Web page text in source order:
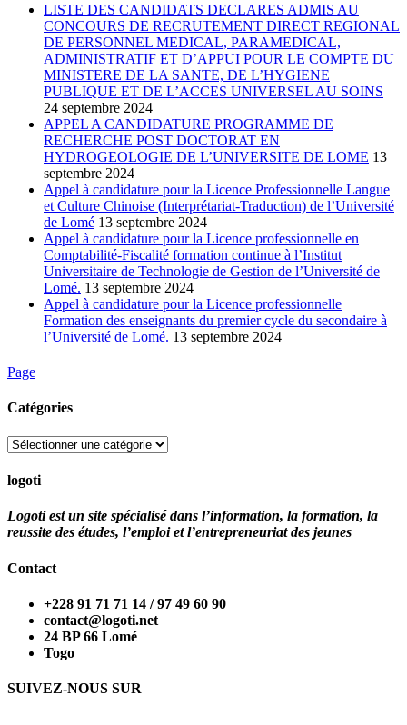
LISTE DES CANDIDATS DECLARES ADMIS AU
CONCOURS DE RECRUTEMENT DIRECT REGIONAL
DE PERSONNEL MEDICAL, PARAMEDICAL,
ADMINISTRATIF ET D’APPUI POUR LE COMPTE DU
MINISTERE DE LA SANTE, DE L’HYGIENE
PUBLIQUE ET DE L’ACCES UNIVERSEL AU SOINS
24 septembre 2024
APPEL A CANDIDATURE PROGRAMME DE
RECHERCHE POST DOCTORAT EN
HYDROGEOLOGIE DE L’UNIVERSITE DE LOME 13
septembre 2024
Appel à candidature pour la Licence Professionnelle Langue
et Culture Chinoise (Interprétariat-Traduction) de l’Université
de Lomé 13 septembre 2024
Appel à candidature pour la Licence professionnelle en
Comptabilité-Fiscalité formation continue à l’Institut
Universitaire de Technologie de Gestion de l’Université de
Lomé. 13 septembre 2024
Appel à candidature pour la Licence professionnelle
Formation des enseignants du premier cycle du secondaire à
l’Université de Lomé. 13 septembre 2024
Page
Catégories
Catégories
logoti
Logoti est un site spécialisé dans l’information, la formation, la
reussite des études, l’emploi et l’entrepreneuriat des jeunes
Contact
+228 91 71 71 14 / 97 49 60 90
contact@logoti.net
24 BP 66 Lomé
Togo
SUIVEZ-NOUS SUR